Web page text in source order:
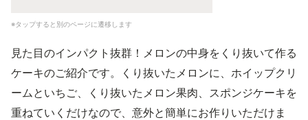
※タップすると別のページに遷移します
見た目のインパクト抜群！メロンの中身をくり抜いて作る
ケーキのご紹介です。くり抜いたメロンに、ホイップクリ
ームといちご、くり抜いたメロン果肉、スポンジケーキを
重ねていくだけなので、意外と簡単にお作りいただけま